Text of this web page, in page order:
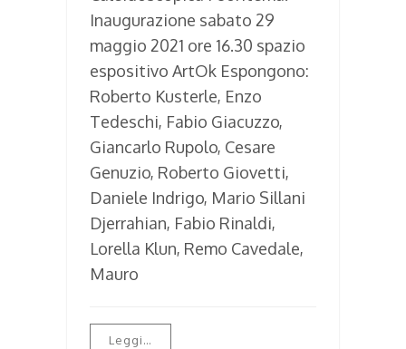
Inaugurazione sabato 29
maggio 2021 ore 16.30 spazio
espositivo ArtOk Espongono:
Roberto Kusterle, Enzo
Tedeschi, Fabio Giacuzzo,
Giancarlo Rupolo, Cesare
Genuzio, Roberto Giovetti,
Daniele Indrigo, Mario Sillani
Djerrahian, Fabio Rinaldi,
Lorella Klun, Remo Cavedale,
Mauro
Leggi…